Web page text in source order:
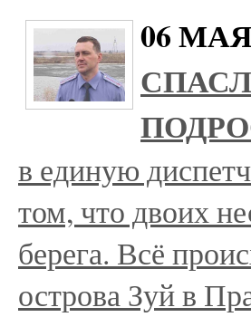
06 МАЯ
в единую
том, что двоих
берега. Всё
острова Зуй в